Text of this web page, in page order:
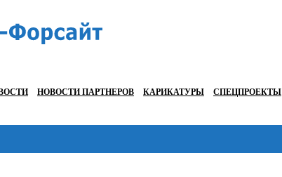
НОВОСТИ ПАРТНЕРОВ КАРИКАТУРЫ СПЕЦПРОЕКТЫ